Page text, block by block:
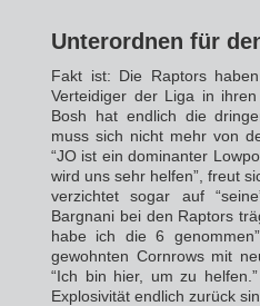
Unterordnen für
Fakt ist: Die Raptors
Verteidiger der Liga in
Bosh hat endlich die
muss sich nicht mehr von
“JO ist ein dominanter
wird uns sehr helfen”, freut
verzichtet sogar auf
Bargnani bei den Raptors
habe ich die 6
gewohnten Cornrows mit
“Ich bin hier, um zu
Explosivität endlich zurück